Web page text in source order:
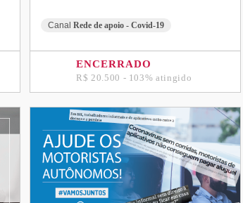
Canal Rede de apoio - Covid-19
ENCERRADO
R$ 20.500 - 103% atingido